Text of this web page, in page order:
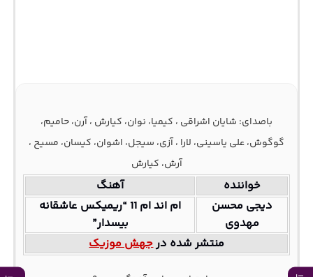
باصدای: شایان اشراقی ، کیمیا، نوان، کیارش ، آرن، حامیم،
گوگوش، علی یاسینی، لارا ، آزی، سیجل، اشوان، کیسان، مسیح ،
آرش، کیارش
خواننده
آهنگ
دیجی محسن
مهدوی
ام اند ام 11 “ریمیکس عاشقانه
بیسدار”
منتشر شده درجهش موزیک